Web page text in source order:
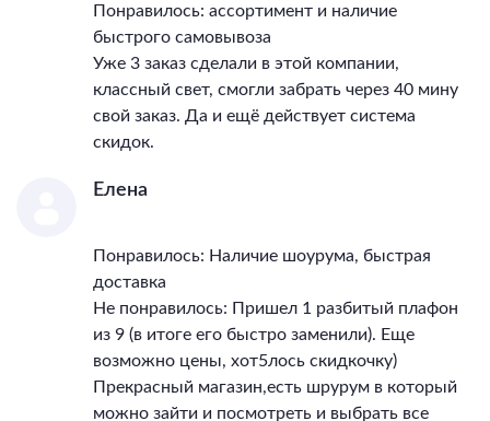
Понравилось: ассортимент и наличие
быстрого самовывоза
Уже 3 заказ сделали в этой компании,
классный свет, смогли забрать через 40 мину
свой заказ. Да и ещё действует система
скидок.
Елена
Понравилось: Наличие шоурума, быстрая
доставка
Не понравилось: Пришел 1 разбитый плафон
из 9 (в итоге его быстро заменили). Еще
возможно цены, хот5лось скидкочку)
Прекрасный магазин,есть шрурум в который
можно зайти и посмотреть и выбрать все